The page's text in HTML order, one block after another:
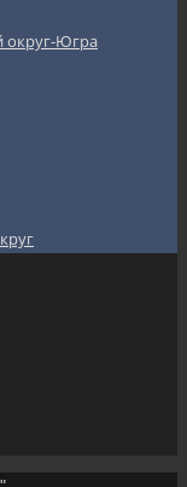
округ-Югра